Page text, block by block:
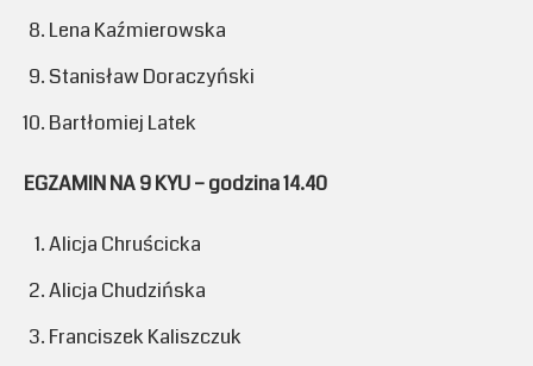
Lena Kaźmierowska
Stanisław Doraczyński
Bartłomiej Latek
EGZAMIN NA 9 KYU – godzina 14.40
Alicja Chruścicka
Alicja Chudzińska
Franciszek Kaliszczuk